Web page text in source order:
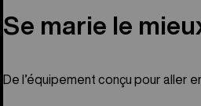
Se marie le
De l’équipement conçu pour aller